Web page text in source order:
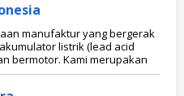
manufaktur yang bergerak
listrik (lead acid
bermotor. Kami merupakan